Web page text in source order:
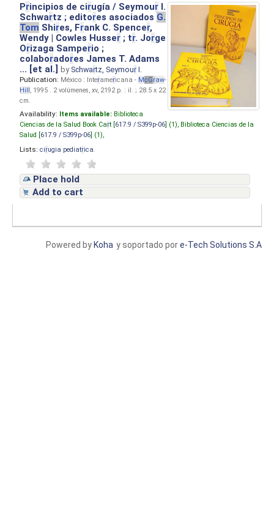
Principios de cirugía / Seymour I.
Schwartz ; editores asociados G.
Tom Shires, Frank C. Spencer,
Wendy | Cowles Husser ; tr. Jorge
Orizaga Samperio ;
colaboradores James T. Adams
... [et al.]by Schwartz, Seymour I.
Publication: México : Interamericana - McGraw-
Hill, 1995 . 2 volúmenes, xv, 2192 p. : il. ; 28.5 x 22
cm.
Availability: Items available: Biblioteca
Ciencias de la Salud Book Cart [ 617.9 / S399p-06 ] (1), Biblioteca Ciencias de la
Salud [ 617.9 / S399p-06 ] (1),
Lists: cirugia pediatrica
Place hold
Add to cart
y soportado pore-Tech Solutions S.A
Powered by Koha